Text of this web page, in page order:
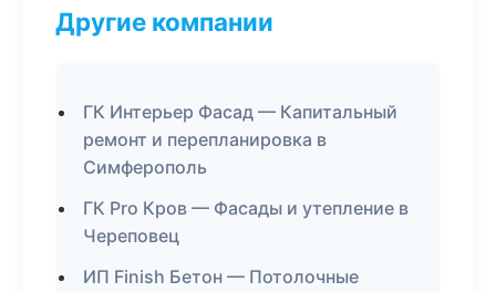
Другие компании
ГК Интерьер Фасад — Капитальный
ремонт и перепланировка в
Симферополь
ГК Pro Кров — Фасады и утепление в
Череповец
ИП Finish Бетон — Потолочные